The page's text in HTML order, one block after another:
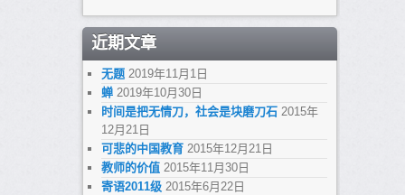
近期文章
无题 2019年11月1日
蝉 2019年10月30日
时间是把无情刀，社会是块磨刀石 2015年
12月21日
可悲的中国教育 2015年12月21日
教师的价值 2015年11月30日
寄语2011级 2015年6月22日